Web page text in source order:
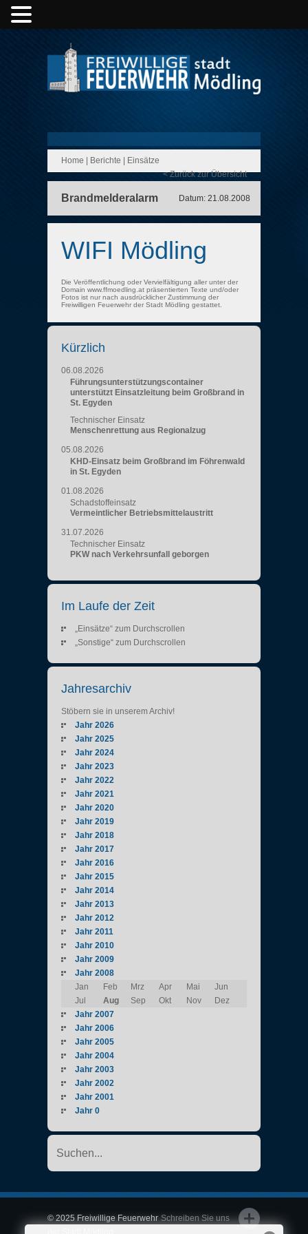
Home Berichte
Einsätze
< Zurück zur Übersicht
Brandmelderalarm Datum: 21.08.2008
WIFI Mödling
Die Veröffentlichung oder Vervielfältigung aller unter der
Domain www.ffmoedling.at präsentierten Texte und/oder
Fotos ist nur nach ausdrücklicher Zustimmung der
Freiwilligen Feuerwehr der Stadt Mödling gestattet.
Kürzlich
06.08.2026
Führungsunterstützungscontainer
unterstützt Einsatzleitung beim Großbrand in
St. Egyden
Technischer Einsatz
Menschenrettung aus Regionalzug
05.08.2026
KHD-Einsatz beim Großbrand im Föhrenwald
in St. Egyden
01.08.2026
Schadstoffeinsatz
Vermeintlicher Betriebsmittelaustritt
31.07.2026
Technischer Einsatz
PKW nach Verkehrsunfall geborgen
Im Laufe der Zeit
„Einsätze“ zum Durchscrollen
„Sonstige“ zum Durchscrollen
Jahresarchiv
Stöbern sie in unserem Archiv!
Jahr 2026
Jahr 2025
Jahr 2024
Jahr 2023
Jahr 2022
Jahr 2021
Jahr 2020
Jahr 2019
Jahr 2018
Jahr 2017
Jahr 2016
Jahr 2015
Jahr 2014
Jahr 2013
Jahr 2012
Jahr 2011
Jahr 2010
Jahr 2009
Jahr 2008
Jan
Feb Mrz Apr Mai
Jun
Jul
Aug Sep Okt Nov
Dez
Jahr 2007
Jahr 2006
Jahr 2005
Jahr 2004
Jahr 2003
Jahr 2002
Jahr 2001
Jahr 0
Schreiben Sie uns
© 2025 Freiwillige Feuerwehr